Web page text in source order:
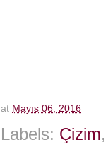
at Mayıs 06, 2016
Labels: Çizim